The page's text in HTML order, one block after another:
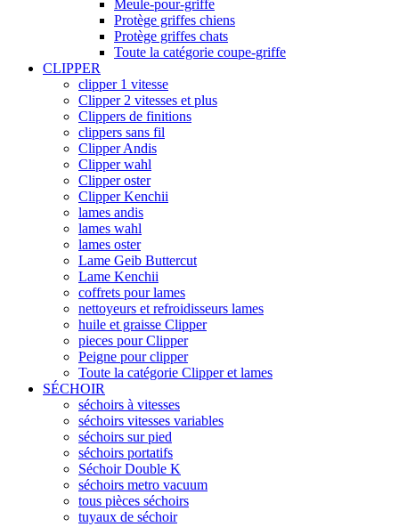
Meule-pour-griffe
Protège griffes chiens
Protège griffes chats
Toute la catégorie coupe-griffe
CLIPPER
clipper 1 vitesse
Clipper 2 vitesses et plus
Clippers de finitions
clippers sans fil
Clipper Andis
Clipper wahl
Clipper oster
Clipper Kenchii
lames andis
lames wahl
lames oster
Lame Geib Buttercut
Lame Kenchii
coffrets pour lames
nettoyeurs et refroidisseurs lames
huile et graisse Clipper
pieces pour Clipper
Peigne pour clipper
Toute la catégorie Clipper et lames
SÉCHOIR
séchoirs à vitesses
séchoirs vitesses variables
séchoirs sur pied
séchoirs portatifs
Séchoir Double K
séchoirs metro vacuum
tous pièces séchoirs
tuyaux de séchoir